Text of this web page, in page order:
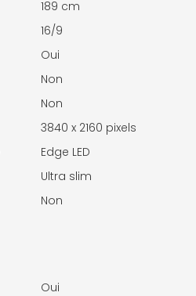
189 cm
16/9
Oui
Non
Non
3840 x 2160 pixels
Edge LED
Ultra slim
Non
Oui